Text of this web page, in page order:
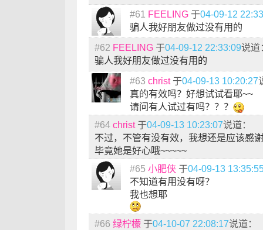
#61 FEELING 于04-09-12
骗人我好朋友做过没有用的
#62 FEELING 于04-09-12 22:33:09说道
骗人我好朋友做过没有用的
#63 christ于04-09-13 10:20:27
真的有效吗？好想试试看耶~~
请问有人试过有吗？？？
#64 christ于04-09-13 10:23:07说道：
不过，不管有没有效，我想还是应该感
毕竟她是好心哦~~~~~
#65 小肥侠 于04-09-13
不知道有用没有呀？
我也想耶
#66 绿柠檬 于04-10-07 22:08:17说道：